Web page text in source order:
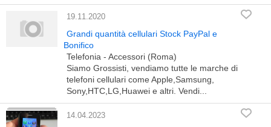
19.11.2020
Grandi quantità cellulari Stock PayPal e
Bonifico
Telefonia - Accessori (Roma)
Siamo Grossisti, vendiamo tutte le marche di
telefoni cellulari come Apple,Samsung,
Sony,HTC,LG,Huawei e altri. Vendi...
14.04.2023